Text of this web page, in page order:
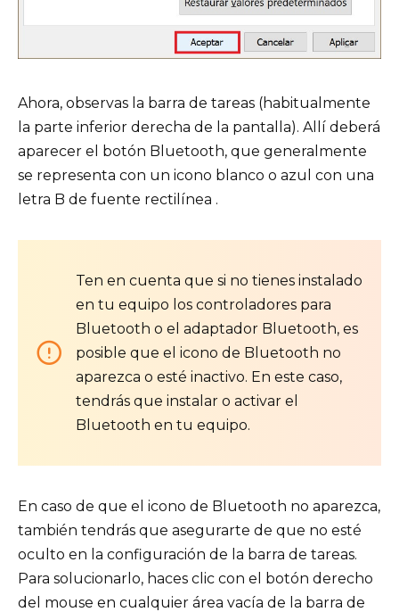
Ahora, observas la barra de tareas (habitualmente
la parte inferior derecha de la pantalla). Allí deberá
aparecer el botón Bluetooth, que generalmente
se representa con un icono blanco o azul con una
letra B de fuente rectilínea .
Ten en cuenta que si no tienes instalado
en tu equipo los controladores para
Bluetooth o el adaptador Bluetooth, es
posible que el icono de Bluetooth no
aparezca o esté inactivo. En este caso,
tendrás que instalar o activar el
Bluetooth en tu equipo.
En caso de que el icono de Bluetooth no aparezca,
también tendrás que asegurarte de que no esté
oculto en la configuración de la barra de tareas.
Para solucionarlo, haces clic con el botón derecho
del mouse en cualquier área vacía de la barra de